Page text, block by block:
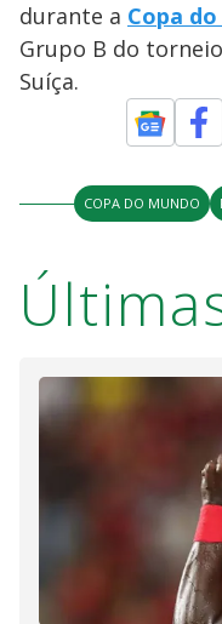
durante a Copa
Grupo B do
Suíça.
COPA DO MUNDO